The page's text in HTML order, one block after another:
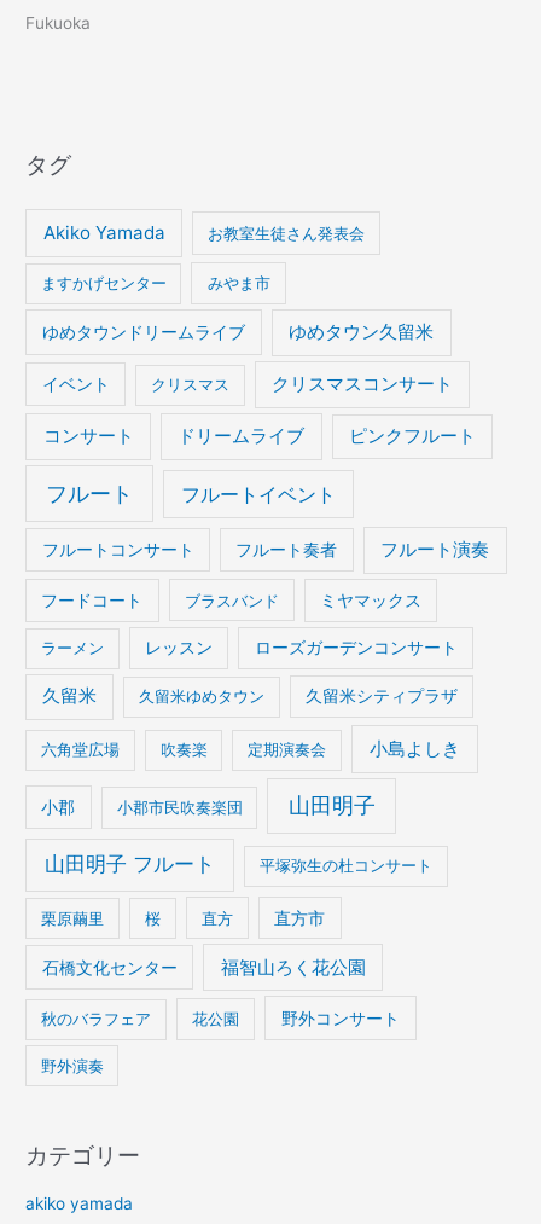
Fukuoka
タグ
Akiko Yamada お教室生徒さん発表会
ますかげセンター みやま市
ゆめタウンドリームライブ ゆめタウン久留米
イベント クリスマス クリスマスコンサート
コンサート ドリームライブ ピンクフルート
フルート フルートイベント
フルートコンサート フルート奏者 フルート演奏
フードコート ブラスバンド ミヤマックス
ラーメン レッスン ローズガーデンコンサート
久留米 久留米ゆめタウン 久留米シティプラザ
六角堂広場 吹奏楽 定期演奏会 小島よしき
小郡 小郡市民吹奏楽団 山田明子
山田明子 フルート 平塚弥生の杜コンサート
栗原繭里 桜 直方 直方市
石橋文化センター 福智山ろく花公園
秋のバラフェア 花公園 野外コンサート
野外演奏
カテゴリー
akiko yamada